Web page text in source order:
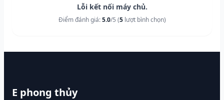
Lỗi kết nối máy chủ.
Điểm đánh giá:5.0/5 (5lượt bình chọn)
E phong thủy